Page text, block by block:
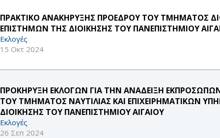
ΠΡΑΚΤΙΚΟ ΑΝΑΚΗΡΥΞΗΣ ΠΡΟΕΔΡΟΥ ΤΟΥ ΤΜΗΜΑΤΟΣ
ΕΠΙΣΤΗΜΩΝ ΤΗΣ ΔΙΟΙΚΗΣΗΣ ΤΟΥ ΠΑΝΕΠΙΣΤΗΜΙΟΥ
Εκλογές
15 Οκτ 2024
ΠΡΟΚΗΡΥΞΗ ΕΚΛΟΓΩΝ ΓΙΑ ΤΗΝ ΑΝΑΔΕΙΞΗ
ΤΟΥ ΤΜΗΜΑΤΟΣ ΝΑΥΤΙΛΙΑΣ ΚΑΙ ΕΠΙΧΕΙΡΗΜΑΤΙΚΩΝ
ΔΙΟΙΚΗΣΗΣ ΤΟΥ ΠΑΝΕΠΙΣΤΗΜΙΟΥ ΑΙΓΑΙΟΥ
Εκλογές
26 Σεπ 2024